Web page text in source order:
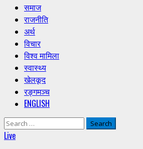
Primary
Menu
समाज
राजनीति
अर्थ
विचार
विश्व मामिला
स्वास्थ्य
खेलकूद
रङ्गमञ्च
ENGLISH
Search
for:
Live